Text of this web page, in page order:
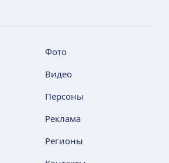
Фото
Видео
Персоны
Реклама
Регионы